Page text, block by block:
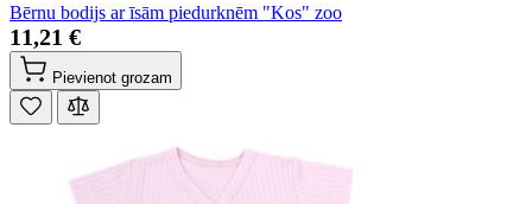
Bērnu bodijs ar īsām piedurknēm "Kos" zoo
11,21 €
Pievienot grozam